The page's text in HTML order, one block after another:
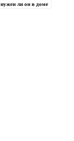
нужен ли он в доме